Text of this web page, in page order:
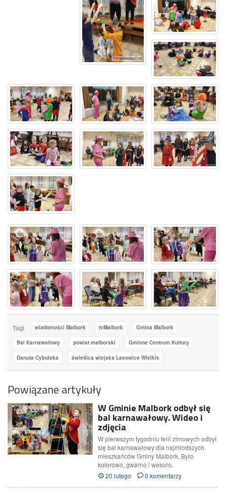
Tagi wiadomości Malbork tvMalbork Gmina Malbork
Bal Karnawałowy powiat malborski Gminne Centrum Kultury
Danuta Cybulska świetlica wiejska Lasowice Wielkie
Powiązane artykuły
W Gminie Malbork odbył się
bal karnawałowy. Wideo i
zdjęcia
W pierwszym tygodniu ferii zimowych odbył
się bal karnawałowy dla najmłodszych
mieszkańców Gminy Malbork. Było
kolorowo, gwarno i wesoło.
20 lutego
0 komentarzy